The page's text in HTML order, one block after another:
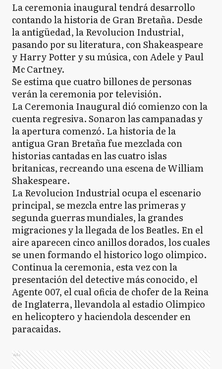
La ceremonia inaugural tendrá desarrollo
contando la historia de Gran Bretaña. Desde
la antigüedad, la Revolucion Industrial,
pasando por su literatura, con Shakeaspeare
y Harry Potter y su música, con Adele y Paul
Mc Cartney.
Se estima que cuatro billones de personas
verán la ceremonia por televisión.
La Ceremonia Inaugural dió comienzo con la
cuenta regresiva. Sonaron las campanadas y
la apertura comenzó. La historia de la
antigua Gran Bretaña fue mezclada con
historias cantadas en las cuatro islas
britanicas, recreando una escena de William
Shakespeare.
La Revolucion Industrial ocupa el escenario
principal, se mezcla entre las primeras y
segunda guerras mundiales, la grandes
migraciones y la llegada de los Beatles. En el
aire aparecen cinco anillos dorados, los cuales
se unen formando el historico logo olimpico.
Continua la ceremonia, esta vez con la
presentación del detective más conocido, el
Agente 007, el cual oficia de chofer de la Reina
de Inglaterra, llevandola al estadio Olimpico
en helicoptero y haciendola descender en
paracaidas.
Ads